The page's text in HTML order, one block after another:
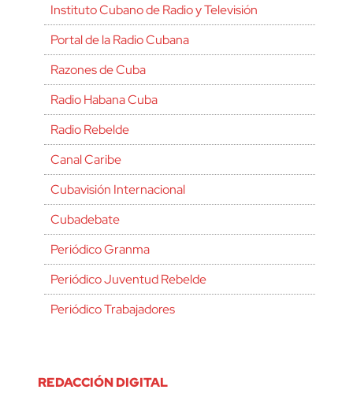
Instituto Cubano de Radio y Televisión
Portal de la Radio Cubana
Razones de Cuba
Radio Habana Cuba
Radio Rebelde
Canal Caribe
Cubavisión Internacional
Cubadebate
Periódico Granma
Periódico Juventud Rebelde
Periódico Trabajadores
REDACCIÓN DIGITAL